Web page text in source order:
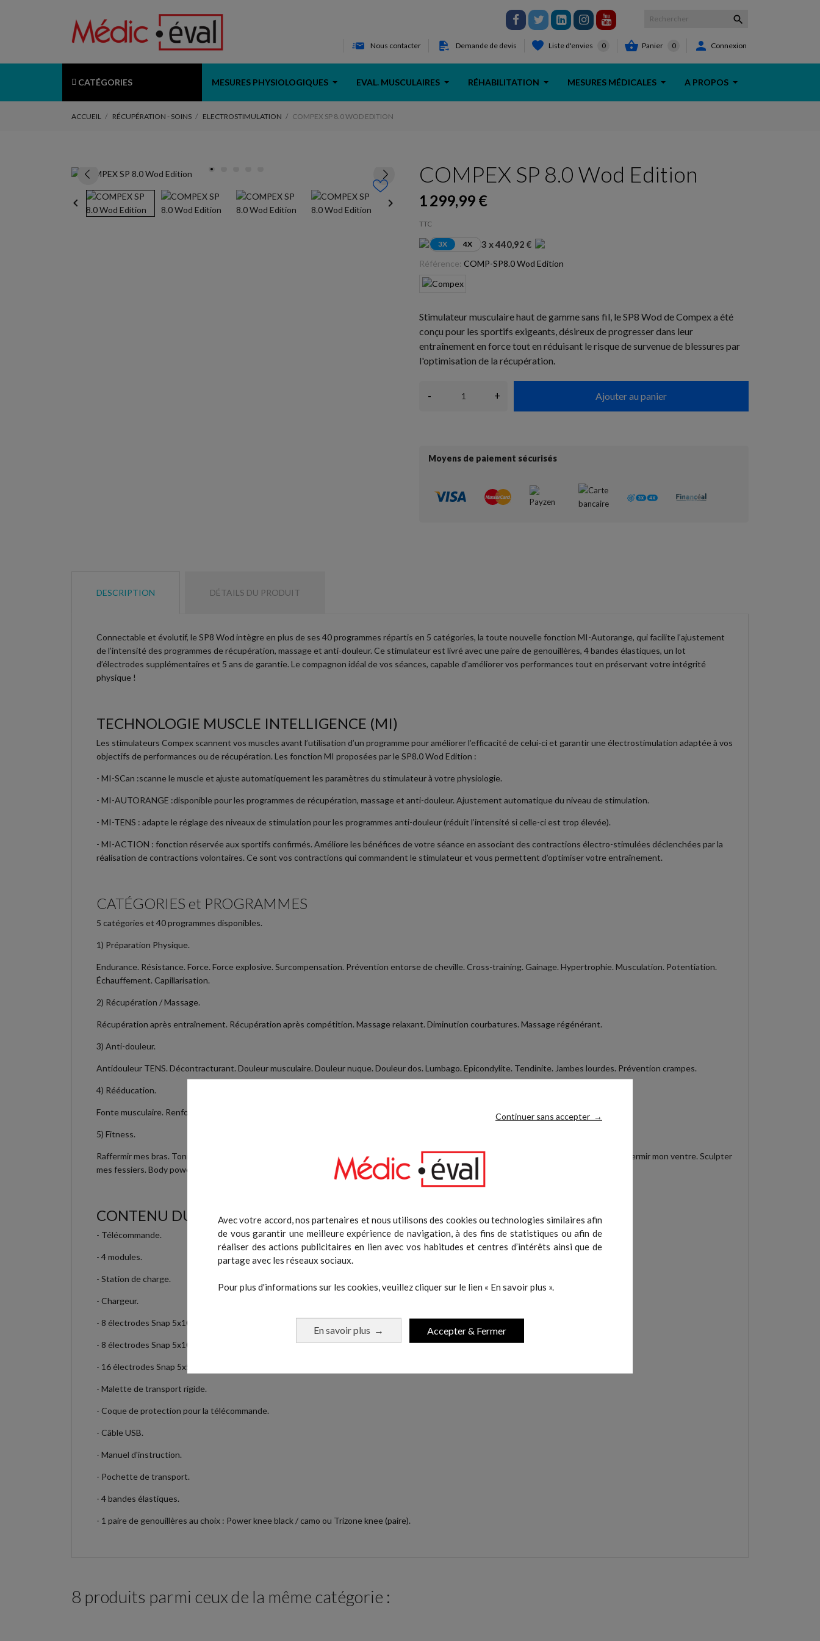
Continuer sans accepter →
Avec votre accord, nos partenaires et nous utilisons des cookies ou technologies similaires afin
de vous garantir une meilleure expérience de navigation, à des fins de statistiques ou afin de
réaliser des actions publicitaires en lien avec vos habitudes et centres d’intérêts ainsi que de
partage avec les réseaux sociaux.
Pour plus d'informations sur les cookies, veuillez cliquer sur le lien « En savoir plus ».
En savoir plus → Accepter & Fermer

Nous contacter Demande de devis Liste d'envies 0  Panier 0  Connexion
CATÉGORIES MESURES PHYSIOLOGIQUES EVAL. MUSCULAIRES RÉHABILITATION MESURES MÉDICALES A PROPOS
ACCUEIL RÉCUPÉRATION - SOINS ELECTROSTIMULATION COMPEX SP 8.0 WOD EDITION
keyboard_arrow_left keyboard_arrow_right
COMPEX SP 8.0 Wod Edition
1 299,99 €
TTC
3X 4X 3 x 440,92 €
Référence: COMP-SP8.0 Wod Edition
Stimulateur musculaire haut de gamme sans fil, le SP8 Wod de Compex a été
conçu pour les sportifs exigeants, désireux de progresser dans leur
entraînement en force tout en réduisant le risque de survenue de blessures par
l'optimisation de la récupération.
- + Ajouter au panier
Moyens de paiement sécurisés
DESCRIPTION DÉTAILS DU PRODUIT
Connectable et évolutif, le SP8 Wod intègre en plus de ses 40 programmes répartis en 5 catégories, la toute nouvelle fonction MI-Autorange, qui facilite l’ajustement
de l’intensité des programmes de récupération, massage et anti-douleur. Ce stimulateur est livré avec une paire de genouillères, 4 bandes élastiques, un lot
d’électrodes supplémentaires et 5 ans de garantie. Le compagnon idéal de vos séances, capable d’améliorer vos performances tout en préservant votre intégrité
physique !
TECHNOLOGIE MUSCLE INTELLIGENCE (MI)
Les stimulateurs Compex scannent vos muscles avant l’utilisation d’un programme pour améliorer l’efficacité de celui-ci et garantir une électrostimulation adaptée à vos
objectifs de performances ou de récupération. Les fonction MI proposées par le SP8.0 Wod Edition :
- MI-SCan :scanne le muscle et ajuste automatiquement les paramètres du stimulateur à votre physiologie.
- MI-AUTORANGE :disponible pour les programmes de récupération, massage et anti-douleur. Ajustement automatique du niveau de stimulation.
- MI-TENS : adapte le réglage des niveaux de stimulation pour les programmes anti-douleur (réduit l’intensité si celle-ci est trop élevée).
- MI-ACTION : fonction réservée aux sportifs confirmés. Améliore les bénéfices de votre séance en associant des contractions électro-stimulées déclenchées par la
réalisation de contractions volontaires. Ce sont vos contractions qui commandent le stimulateur et vous permettent d’optimiser votre entraînement.
CATÉGORIES et PROGRAMMES
5 catégories et 40 programmes disponibles.
1) Préparation Physique.
Endurance. Résistance. Force. Force explosive. Surcompensation. Prévention entorse de cheville. Cross-training. Gainage. Hypertrophie. Musculation. Potentiation.
Échauffement. Capillarisation.
2) Récupération / Massage.
Récupération après entraînement. Récupération après compétition. Massage relaxant. Diminution courbatures. Massage régénérant.
3) Anti-douleur.
Antidouleur TENS. Décontracturant. Douleur musculaire. Douleur nuque. Douleur dos. Lumbago. Epicondylite. Tendinite. Jambes lourdes. Prévention crampes.
4) Rééducation.
Fonte musculaire. Renforcement.
5) Fitness.
Raffermir mes bras. Tonifier mes cuisses. Sculpter mes abdos. Développer mes biceps. Muscler mes épaules. Développer mes pectoraux. Raffermir mon ventre. Sculpter
mes fessiers. Body power. Drainage lymphatique.
CONTENU DU PACK
- Télécommande.
- 4 modules.
- Station de charge.
- Chargeur.
- 8 électrodes Snap 5x10 cm (double clip).
- 8 électrodes Snap 5x10 cm (simple clip).
- 16 électrodes Snap 5x5 cm (simple clip).
- Malette de transport rigide.
- Coque de protection pour la télécommande.
- Câble USB.
- Manuel d'instruction.
- Pochette de transport.
- 4 bandes élastiques.
- 1 paire de genouillères au choix : Power knee black / camo ou Trizone knee (paire).
8 produits parmi ceux de la même catégorie :